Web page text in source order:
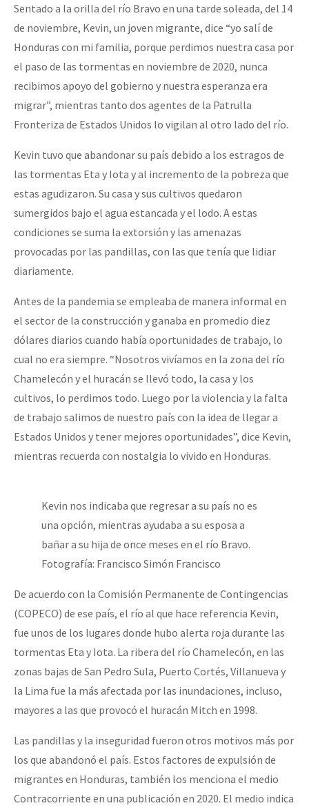
Sentado a la orilla del río Bravo en una tarde soleada, del 14
de noviembre, Kevin, un joven migrante, dice “yo salí de
Honduras con mi familia, porque perdimos nuestra casa por
el paso de las tormentas en noviembre de 2020, nunca
recibimos apoyo del gobierno y nuestra esperanza era
migrar”, mientras tanto dos agentes de la Patrulla
Fronteriza de Estados Unidos lo vigilan al otro lado del río.
Kevin tuvo que abandonar su país debido a los estragos de
las tormentas Eta y Iota y al incremento de la pobreza que
estas agudizaron. Su casa y sus cultivos quedaron
sumergidos bajo el agua estancada y el lodo. A estas
condiciones se suma la extorsión y las amenazas
provocadas por las pandillas, con las que tenía que lidiar
diariamente.
Antes de la pandemia se empleaba de manera informal en
el sector de la construcción y ganaba en promedio diez
dólares diarios cuando había oportunidades de trabajo, lo
cual no era siempre. “Nosotros vivíamos en la zona del río
Chamelecón y el huracán se llevó todo, la casa y los
cultivos, lo perdimos todo. Luego por la violencia y la falta
de trabajo salimos de nuestro país con la idea de llegar a
Estados Unidos y tener mejores oportunidades”, dice Kevin,
mientras recuerda con nostalgia lo vivido en Honduras.
Kevin nos indicaba que regresar a su país no es
una opción, mientras ayudaba a su esposa a
bañar a su hija de once meses en el río Bravo.
Fotografía: Francisco Simón Francisco
De acuerdo con la Comisión Permanente de Contingencias
(COPECO) de ese país, el río al que hace referencia Kevin,
fue unos de los lugares donde hubo alerta roja durante las
tormentas Eta y Iota. La ribera del río Chamelecón, en las
zonas bajas de San Pedro Sula, Puerto Cortés, Villanueva y
la Lima fue la más afectada por las inundaciones, incluso,
mayores a las que provocó el huracán Mitch en 1998.
Las pandillas y la inseguridad fueron otros motivos más por
los que abandonó el país. Estos factores de expulsión de
migrantes en Honduras, también los menciona el medio
Contracorriente en una publicación en 2020. El medio indica